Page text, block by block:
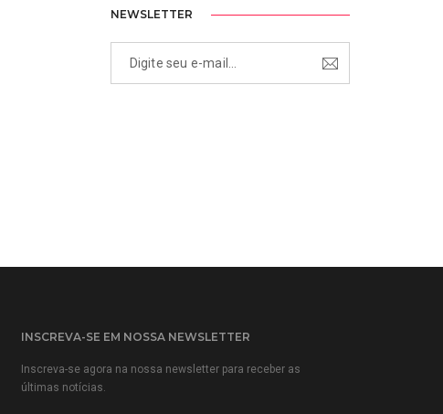
NEWSLETTER
INSCREVA-SE EM NOSSA NEWSLETTER
Inscreva-se agora na nossa newsletter para receber as
últimas notícias.